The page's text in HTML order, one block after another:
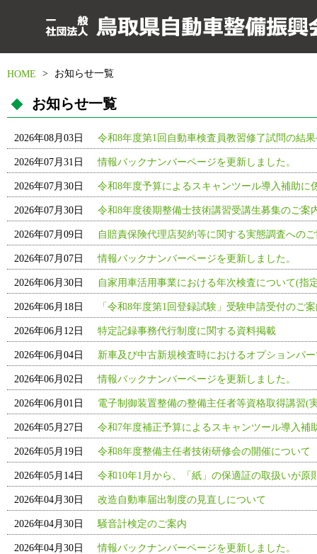
HOME > お知らせ一覧
お知らせ一覧
2026年08月03日 令和8年度第1回自動車検査員教習修了試問の結
2026年07月31日 情報バックナンバーページを更新しました。
2026年07月30日 令和8年度予算によるスキャンツール導入補助
2026年07月30日 令和8年度後期整備士技術講習受講生募集のご
2026年07月09日 自賠責保険代理店契約等に関する実態調査への
2026年07月07日 情報バックナンバーページを更新しました。
2026年06月30日 自家用車活用事業における年次検査について(指
2026年06月18日 「令和8年度第1回登録試験」受験申請受付のご
2026年06月12日 特定記録事務代行制度に関する資料掲載
2026年06月04日 新車及び中古新規検査時におけるオプションパ
2026年06月02日 情報バックナンバーページを更新しました。
2026年06月01日 電子制御装置整備の整備主任者等資格取得講習(
2026年05月27日 令和7年度補正予算によるスキャンツール導入
2026年05月19日 令和8年度整備主任者技術研修会の開催について
2026年05月14日 令和10年1月から、「紙」の保適証の取扱いが
2026年04月30日 改造自動車届出制度の見直しについて
2026年04月30日 騒音計検定のご案内
2026年04月30日 情報バックナンバーページを更新しました。